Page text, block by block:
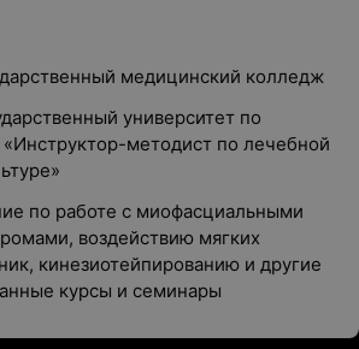
медицинский колледж
университет по
методист по лечебной
по работе с миофасциальными
воздействию мягких
кинезиотейпированию и другие
курсы и семинары